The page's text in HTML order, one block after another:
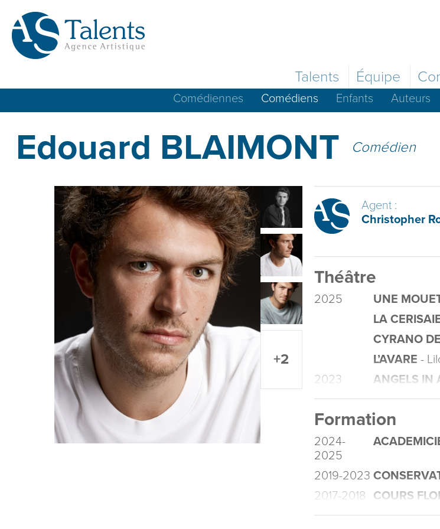
Talents
Comédiennes Comédiens Enfants Auteurs
Équipe
Edouard BLAIMONT Comédien
+2
Agent :
Christopher
Théâtre
2025 UNE
LA
CYRANO
L’AVARE -
2023
ANGELS IN
Formation
2024-
2025
2019-2023
2017-2018
COURS